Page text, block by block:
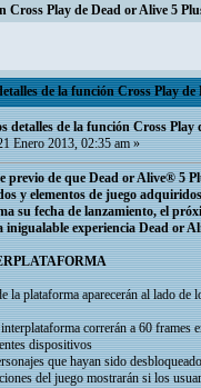
Cross Play de Dead or Alive 5
de la función Cross Play
detalles de la función Cross Play
Enero 2013, 02:35 am »
previo de que Dead or Alive®
y elementos de juego
su fecha de lanzamiento, el
inigualable experiencia Dead or
plataforma aparecerán al lado de
correrán a 60 frames
dispositivos
que hayan sido
del juego mostrarán si los